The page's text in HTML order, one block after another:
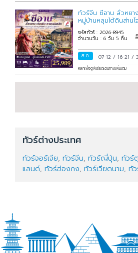
ทัวร์จีน ซีอาน ลั่วหยา
หมู่บ้านหลุมใต้ดินส่าน
รหัสทัวร์ : 2026-8945
จำนวนวัน : 6 วัน 5 คืน
ส.ค. 07-12/16-21/
คลิกเพื่อดูพีเรียดเดินทางเพิ่มเติม
ทัวร์ต่างประเทศ
ทัวร์จอร์เจีย, ทัวร์จีน, ทัวร์ญี่ปุ่น, ทัวร์
แลนด์, ทัวร์ฮ่องกง, ทัวร์เวียดนาม, ทัว